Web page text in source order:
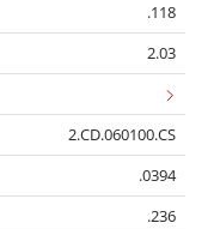
.118
2.03
2.CD.060100.CS
.0394
.236